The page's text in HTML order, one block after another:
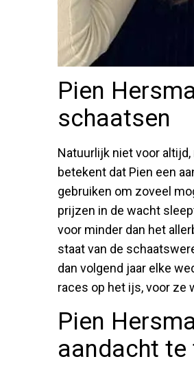
Pien
schaatsen
Natuurlijk niet voor
betekent dat Pien een
gebruiken om zoveel
prijzen in de wacht
voor minder dan het
staat van de
dan volgend jaar elke
races op het ijs, voor ze
Pien
aandacht te